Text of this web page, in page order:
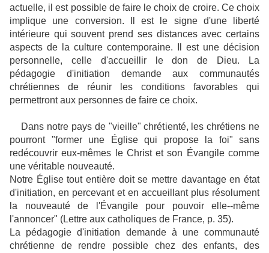
actuelle, il est possible de faire le choix de croire. Ce choix
implique une conversion. Il est le signe d'une liberté
intérieure qui souvent prend ses distances avec certains
aspects de la culture contemporaine. Il est une décision
personnelle, celle d'accueillir le don de Dieu. La
pédagogie d'initiation demande aux communautés
chrétiennes de réunir les conditions favorables qui
permettront aux personnes de faire ce choix.
Dans notre pays de "vieille" chrétienté, les chrétiens ne
pourront "former une Église qui propose la foi" sans
redécouvrir eux-mêmes le Christ et son Évangile comme
une véritable nouveauté.
Notre Église tout entière doit se mettre davantage en état
d'initiation, en percevant et en accueillant plus résolument
la nouveauté de l'Évangile pour pouvoir elle--même
l'annoncer" (Lettre aux catholiques de France, p. 35).
La pédagogie d'initiation demande à une communauté
chrétienne de rendre possible chez des enfants, des